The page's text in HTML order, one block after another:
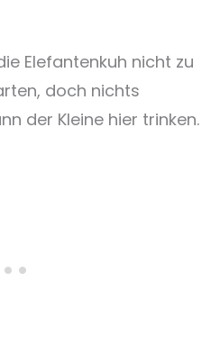
Elefantenkuh nicht zu
doch nichts
der Kleine hier trinken.